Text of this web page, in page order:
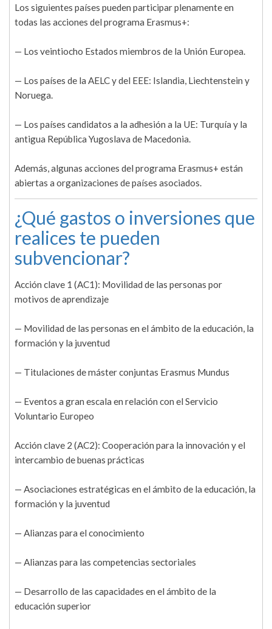
Los siguientes países pueden participar plenamente en
todas las acciones del programa Erasmus+:
— Los veintiocho Estados miembros de la Unión Europea.
— Los países de la AELC y del EEE: Islandia, Liechtenstein y
Noruega.
— Los países candidatos a la adhesión a la UE: Turquía y la
antigua República Yugoslava de Macedonia.
Además, algunas acciones del programa Erasmus+ están
abiertas a organizaciones de países asociados.
¿Qué gastos o inversiones que
realices te pueden
subvencionar?
Acción clave 1 (AC1): Movilidad de las personas por
motivos de aprendizaje
— Movilidad de las personas en el ámbito de la educación, la
formación y la juventud
— Titulaciones de máster conjuntas Erasmus Mundus
— Eventos a gran escala en relación con el Servicio
Voluntario Europeo
Acción clave 2 (AC2): Cooperación para la innovación y el
intercambio de buenas prácticas
— Asociaciones estratégicas en el ámbito de la educación, la
formación y la juventud
— Alianzas para el conocimiento
— Alianzas para las competencias sectoriales
— Desarrollo de las capacidades en el ámbito de la
educación superior